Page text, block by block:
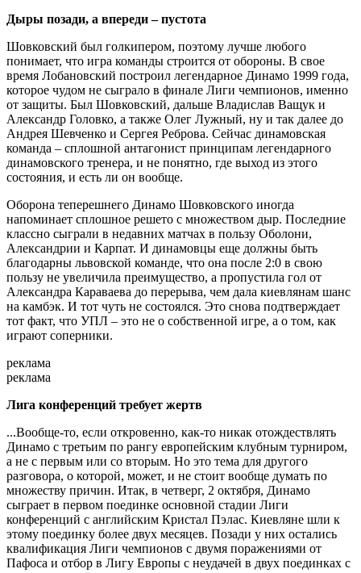
Дыры позади, а впереди – пустота
Шовковский был голкипером, поэтому лучше любого
понимает, что игра команды строится от обороны. В свое
время Лобановский построил легендарное Динамо 1999 года,
которое чудом не сыграло в финале Лиги чемпионов, именно
от защиты. Был Шовковский, дальше Владислав Ващук и
Александр Головко, а также Олег Лужный, ну и так далее до
Андрея Шевченко и Сергея Реброва. Сейчас динамовская
команда – сплошной антагонист принципам легендарного
динамовского тренера, и не понятно, где выход из этого
состояния, и есть ли он вообще.
Оборона теперешнего Динамо Шовковского иногда
напоминает сплошное решето с множеством дыр. Последние
классно сыграли в недавних матчах в пользу Оболони,
Александрии и Карпат. И динамовцы еще должны быть
благодарны львовской команде, что она после 2:0 в свою
пользу не увеличила преимущество, а пропустила гол от
Александра Караваева до перерыва, чем дала киевлянам шанс
на камбэк. И тот чуть не состоялся. Это снова подтверждает
тот факт, что УПЛ – это не о собственной игре, а о том, как
играют соперники.
реклама
реклама
Лига конференций требует жертв
...Вообще-то, если откровенно, как-то никак отождествлять
Динамо с третьим по рангу европейским клубным турниром,
а не с первым или со вторым. Но это тема для другого
разговора, о которой, может, и не стоит вообще думать по
множеству причин. Итак, в четверг, 2 октября, Динамо
сыграет в первом поединке основной стадии Лиги
конференций с английским Кристал Пэлас. Киевляне шли к
этому поединку более двух месяцев. Позади у них остались
квалификация Лиги чемпионов с двумя поражениями от
Пафоса и отбор в Лигу Европы с неудачей в двух поединках с